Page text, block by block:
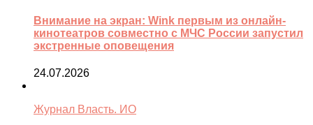
Внимание на экран: Wink первым из онлайн-
кинотеатров совместно с МЧС России запустил
экстренные оповещения
24.07.2026
Журнал Власть. ИО